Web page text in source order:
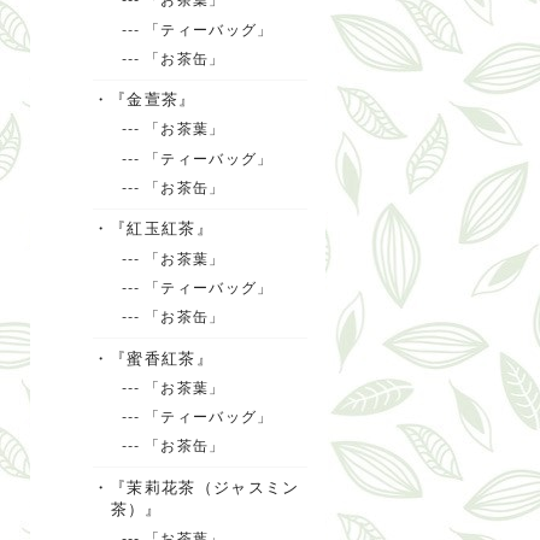
--- 「ティーバッグ」
--- 「お茶缶」
・『金萱茶』
--- 「お茶葉」
--- 「ティーバッグ」
--- 「お茶缶」
・『紅玉紅茶』
--- 「お茶葉」
--- 「ティーバッグ」
--- 「お茶缶」
・『蜜香紅茶』
--- 「お茶葉」
--- 「ティーバッグ」
--- 「お茶缶」
・『茉莉花茶（ジャスミン
茶）』